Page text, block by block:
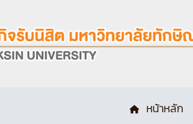
หน้าหลัก